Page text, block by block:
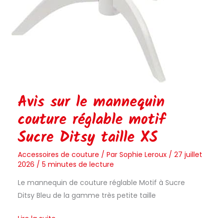
Avis sur le mannequin
couture réglable motif
Sucre Ditsy taille XS
Accessoires de couture / Par Sophie Leroux / 27 juillet
2026 / 5 minutes de lecture
Le mannequin de couture réglable Motif à Sucre
Ditsy Bleu de la gamme très petite taille